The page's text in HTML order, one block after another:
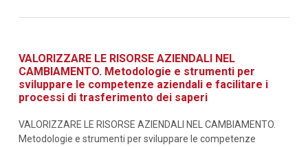
VALORIZZARE LE RISORSE AZIENDALI NEL
CAMBIAMENTO. Metodologie e strumenti per
sviluppare le competenze aziendali e facilitare i
processi di trasferimento dei saperi
VALORIZZARE LE RISORSE AZIENDALI NEL CAMBIAMENTO.
Metodologie e strumenti per sviluppare le competenze